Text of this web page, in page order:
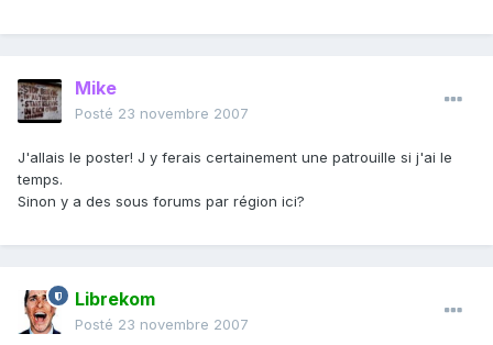
Mike
Posté 23 novembre 2007
J'allais le poster! J y ferais certainement une patrouille si j'ai le
temps.
Sinon y a des sous forums par région ici?
Librekom
Posté 23 novembre 2007